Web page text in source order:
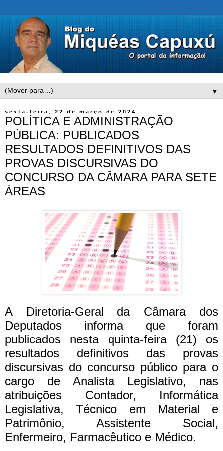
▼
sexta-feira, 22 de março de 2024
POLÍTICA E ADMINISTRAÇÃO
PÚBLICA: PUBLICADOS
RESULTADOS DEFINITIVOS DAS
PROVAS DISCURSIVAS DO
CONCURSO DA CÂMARA PARA SETE
ÁREAS
A Diretoria-Geral da Câmara dos
Deputados informa que foram
publicados nesta quinta-feira (21) os
resultados definitivos das provas
discursivas do concurso público para o
cargo de Analista Legislativo, nas
atribuições Contador, Informática
Legislativa, Técnico em Material e
Patrimônio, Assistente Social,
Enfermeiro, Farmacêutico e Médico.